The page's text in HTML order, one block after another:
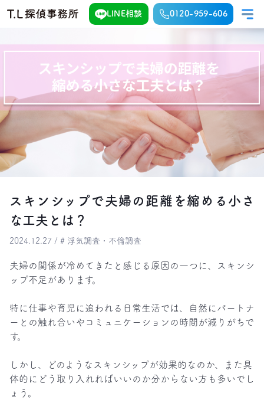
LINE相談 0120-959-606
スキンシップで夫婦の距離を縮める小さ
な工夫とは？
2024.12.27 / # 浮気調査・不倫調査
夫婦の関係が冷めてきたと感じる原因の一つに、スキンシ
ップ不足があります。
特に仕事や育児に追われる日常生活では、自然にパートナ
ーとの触れ合いやコミュニケーションの時間が減りがちで
す。
しかし、どのようなスキンシップが効果的なのか、また具
体的にどう取り入れればいいのか分からない方も多いでし
ょう。